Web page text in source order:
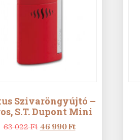
Szivaröngyújtó –
S.T. Dupont Mini
63 022Ft Original
46 990FtCurrent